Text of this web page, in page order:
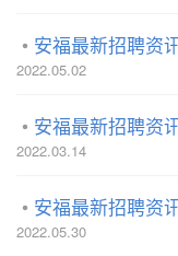
安福最新招聘资
2022.05.02
安福最新招聘资
2022.03.14
安福最新招聘资
2022.05.30